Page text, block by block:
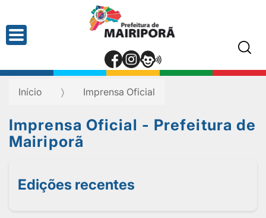
Início Imprensa Oficial
Imprensa Oficial - Prefeitura de
Mairiporã
Edições recentes